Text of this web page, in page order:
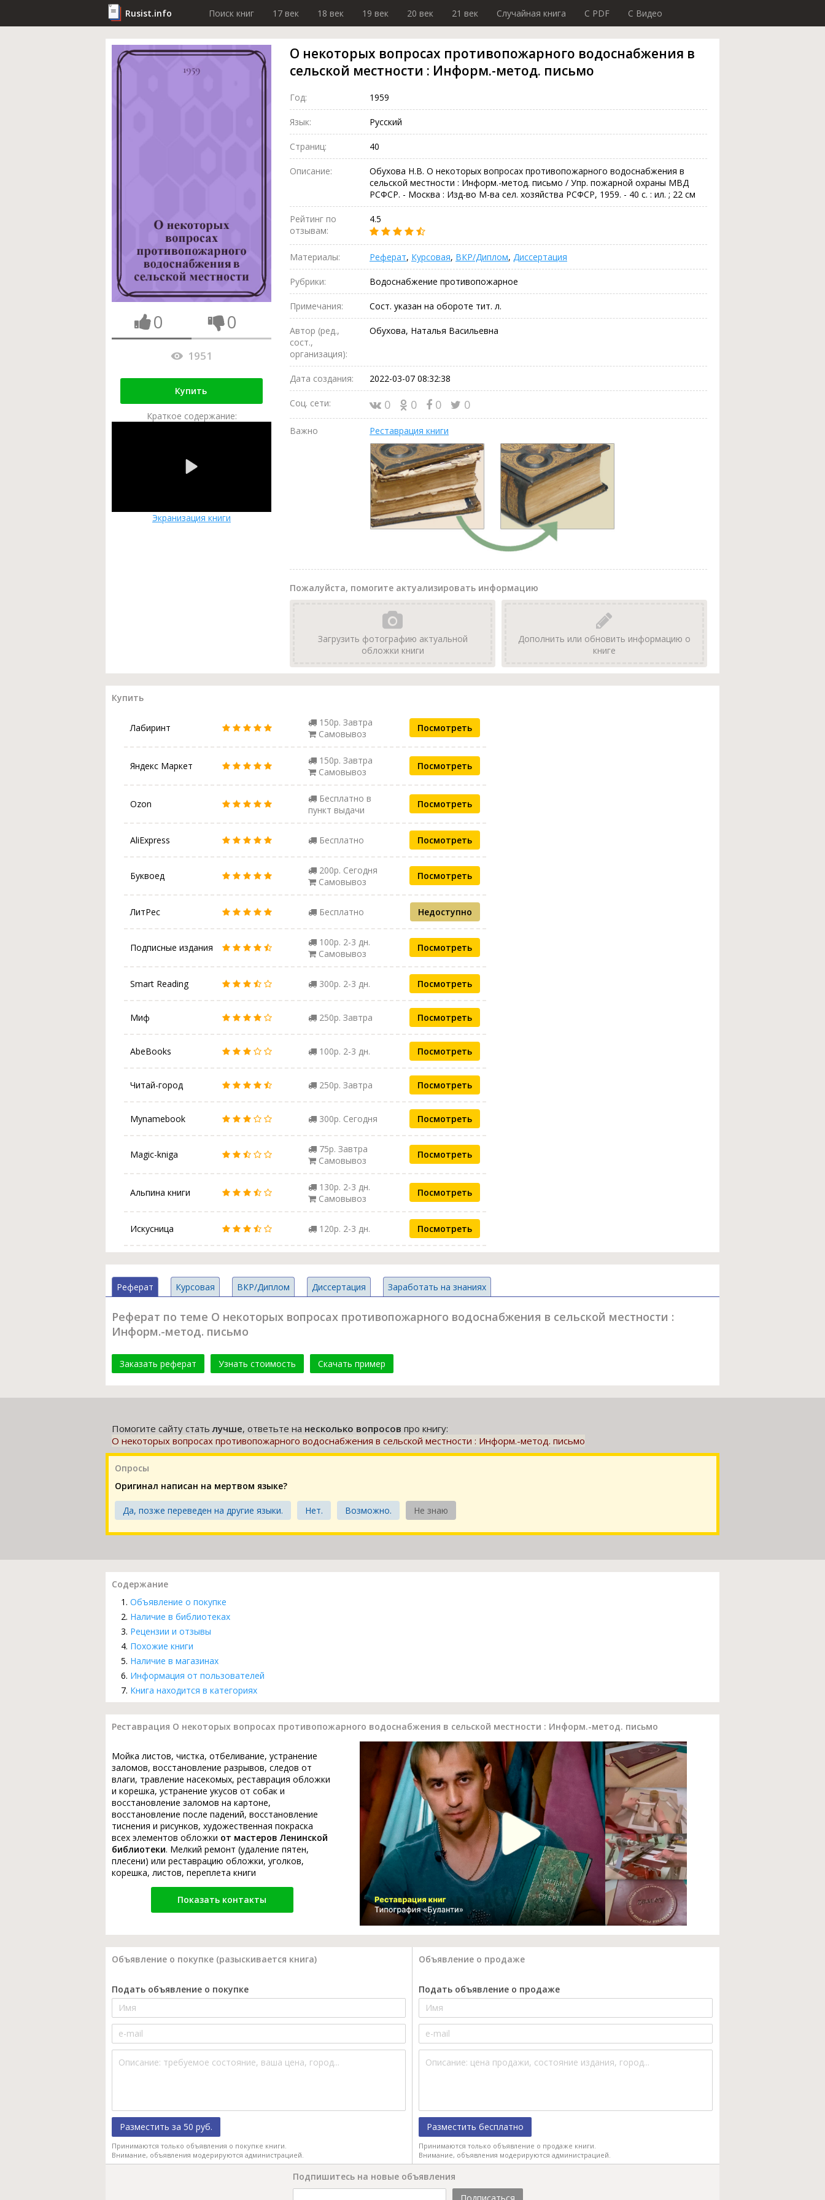
Rusist.info Поиск книг 17 век 18 век 19 век 20 век 21 век Случайная книга C PDF C Видео
0 0
1951
Купить
Краткое содержание:
Экранизация книги
О некоторых вопросах противопожарного водоснабжения в
сельской местности : Информ.-метод. письмо
Год: 1959
Язык: Русский
Страниц: 40
Описание:
Обухова Н.В. О некоторых вопросах противопожарного водоснабжения в
сельской местности : Информ.-метод. письмо / Упр. пожарной охраны МВД
РСФСР. - Москва : Изд-во М-ва сел. хозяйства РСФСР, 1959. - 40 с. : ил. ; 22 см
Рейтинг по
отзывам:
4.5
Материалы: Реферат, Курсовая, ВКР/Диплом, Диссертация
Рубрики: Водоснабжение противопожарное
Примечания: Сост. указан на обороте тит. л.
Автор (ред.,
сост.,
организация):
Обухова, Наталья Васильевна
Дата создания: 2022-03-07 08:32:38
Соц. сети: 0 0 0 0
Важно Реставрация книги
Пожалуйста, помогите актуализировать информацию
Загрузить фотографию актуальной
обложки книги
Дополнить или обновить информацию о
книге
Купить
Лабиринт
150р. Завтра
Самовывоз
Посмотреть
Яндекс Маркет
150р. Завтра
Самовывоз
Посмотреть
Ozon
Бесплатно в
пункт выдачи
Посмотреть
AliExpress Бесплатно Посмотреть
Буквоед
200р. Сегодня
Самовывоз
Посмотреть
ЛитРес Бесплатно Недоступно
Подписные издания
100р. 2-3 дн.
Самовывоз
Посмотреть
Smart Reading 300р. 2-3 дн. Посмотреть
Миф 250р. Завтра Посмотреть
AbeBooks 100р. 2-3 дн. Посмотреть
Читай-город 250р. Завтра Посмотреть
Mynamebook 300р. Сегодня Посмотреть
Magic-kniga
75р. Завтра
Самовывоз
Посмотреть
Альпина книги
130р. 2-3 дн.
Самовывоз
Посмотреть
Искусница 120р. 2-3 дн. Посмотреть
Реферат Курсовая ВКР/Диплом Диссертация Заработать на знаниях
Реферат по теме О некоторых вопросах противопожарного водоснабжения в сельской местности :
Информ.-метод. письмо
Заказать реферат Узнать стоимость Скачать пример
Помогите сайту статьлучше, ответьте на несколько вопросов про книгу:
О некоторых вопросах противопожарного водоснабжения в сельской местности : Информ.-метод. письмо
Опросы
Оригинал написан на мертвом языке?
Да, позже переведен на другие языки. Нет. Возможно. Не знаю
Содержание
Объявление о покупке
Наличие в библиотеках
Рецензии и отзывы
Похожие книги
Наличие в магазинах
Информация от пользователей
Книга находится в категориях
Реставрация О некоторых вопросах противопожарного водоснабжения в сельской местности : Информ.-метод. письмо
Мойка листов, чистка, отбеливание, устранение
заломов, восстановление разрывов, следов от
влаги, травление насекомых, реставрация обложки
и корешка, устранение укусов от собак и
восстановление заломов на картоне,
восстановление после падений, восстановление
тиснения и рисунков, художественная покраска
всех элементов обложки от мастеров Ленинской
библиотеки. Мелкий ремонт (удаление пятен,
плесени) или реставрацию обложки, уголков,
корешка, листов, переплета книги
Показать контакты
Объявление о покупке (разыскивается книга) Объявление о продаже
Подать объявление о покупке
Разместить за 50 руб.
Принимаются только объявления о покупке книги.
Внимание, объявления модерируются администрацией.
Подать объявление о продаже
Разместить бесплатно
Принимаются только объявление о продаже книги.
Внимание, объявления модерируются администрацией.
Подпишитесь на новые объявления